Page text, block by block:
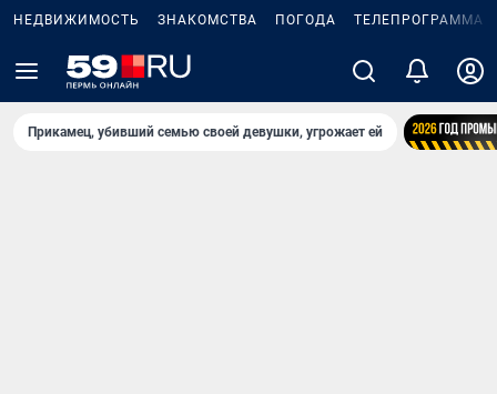
НЕДВИЖИМОСТЬ ЗНАКОМСТВА ПОГОДА ТЕЛЕПРОГРАММА
Прикамец, убивший семью своей девушки, угрожает ей